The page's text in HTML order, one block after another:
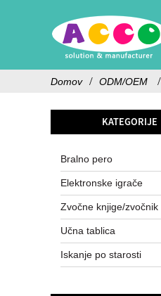
Domov ODM/OEM
KATEGORIJE
Bralno pero
Elektronske igrače
Zvočne knjige/zvočnik
Učna tablica
Iskanje po starosti